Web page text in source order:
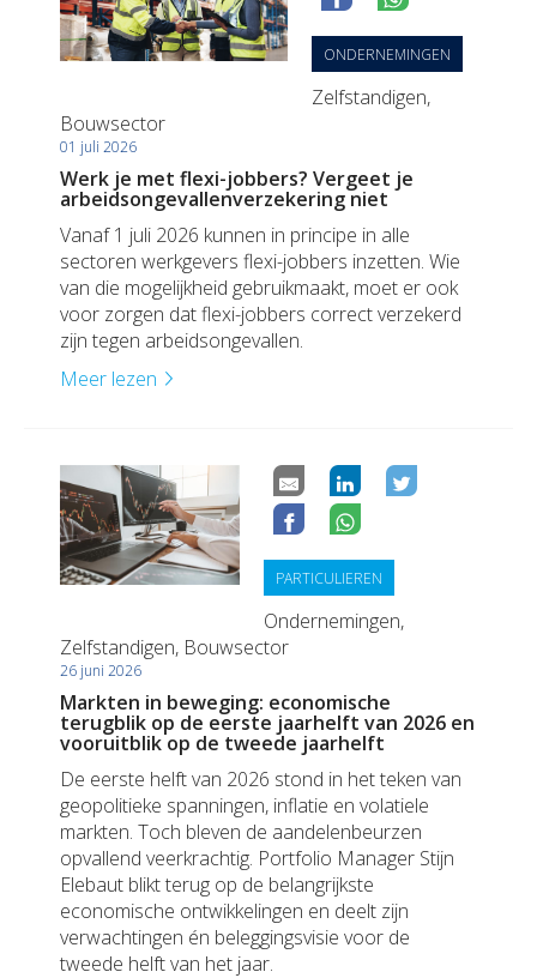
Duurzaamheid
Polis Check
Bedrijfsleider
Polis Check
Uw bezittingen
Uw werven
Polis Check
Jobs
ONDERNEMINGEN
Zelfstandigen,
Bouwsector
01 juli 2026
Werk je met flexi-jobbers? Vergeet je
arbeidsongevallenverzekering niet
Vanaf 1 juli 2026 kunnen in principe in alle
sectoren werkgevers flexi-jobbers inzetten. Wie
van die mogelijkheid gebruikmaakt, moet er ook
voor zorgen dat flexi-jobbers correct verzekerd
zijn tegen arbeidsongevallen.
Meer lezen
PARTICULIEREN
Ondernemingen,
Zelfstandigen, Bouwsector
26 juni 2026
Markten in beweging: economische
terugblik op de eerste jaarhelft van 2026 en
vooruitblik op de tweede jaarhelft
De eerste helft van 2026 stond in het teken van
geopolitieke spanningen, inflatie en volatiele
markten. Toch bleven de aandelenbeurzen
opvallend veerkrachtig. Portfolio Manager Stijn
Elebaut blikt terug op de belangrijkste
economische ontwikkelingen en deelt zijn
verwachtingen én beleggingsvisie voor de
tweede helft van het jaar.